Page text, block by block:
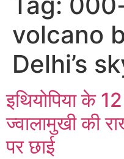
volcano
Delhi’s
इथियोपिया के
ज्वालामुखी की
पर छाई